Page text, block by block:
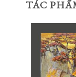
TÁC